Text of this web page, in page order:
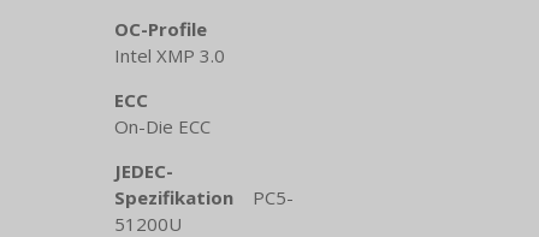
OC-Profile
Intel XMP 3.0
ECC
On-Die ECC
JEDEC-
Spezifikation PC5-
51200U